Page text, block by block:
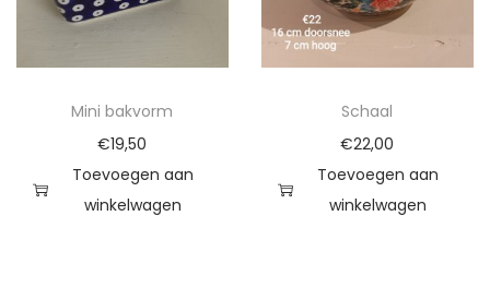
Mini bakvorm
€19,50
Toevoegen aan
winkelwagen
Schaal
€22,00
Toevoegen aan
winkelwagen